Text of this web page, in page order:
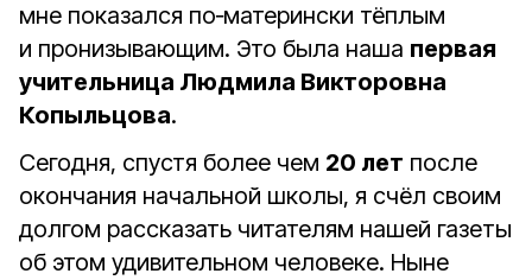
мне показался по‑матерински тёплым
и пронизывающим. Это была наша первая
учительница Людмила Викторовна
Копыльцова.
Сегодня, спустя более чем 20 лет после
окончания начальной школы, я счёл своим
долгом рассказать читателям нашей газеты
об этом удивительном человеке. Ныне